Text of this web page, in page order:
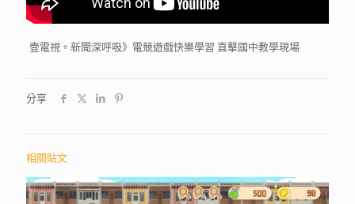
壹電視。新聞深呼吸》電競遊戲快樂學習 直擊國中教學現場
分享
相關貼文